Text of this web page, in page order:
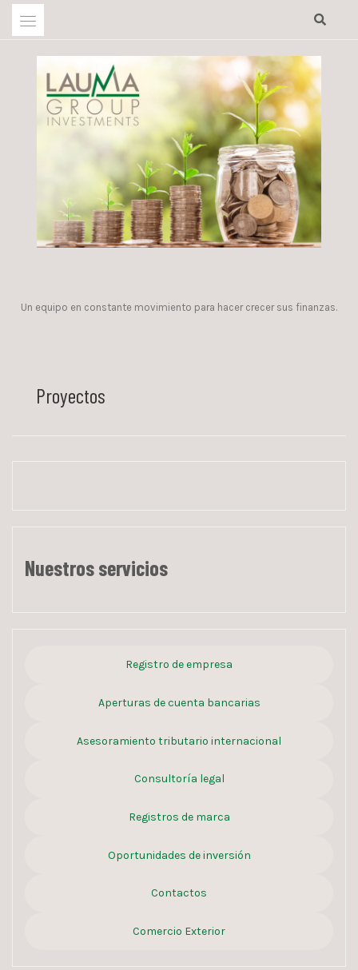
Skip
Un equipo en constante movimiento para hacer crecer sus finanzas.
Proyectos
Nuestros servicios
Registro de empresa
Aperturas de cuenta bancarias
Asesoramiento tributario internacional
Consultoría legal
Registros de marca
Oportunidades de inversión
Contactos
Comercio Exterior